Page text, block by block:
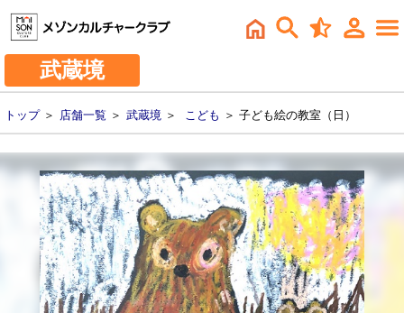
武蔵境
トップ＞ 店舗一覧 ＞ 武蔵境 ＞ こども ＞ 子ども絵の教室（日）